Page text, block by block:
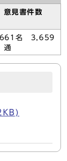
意見書件数
名 3,659
通